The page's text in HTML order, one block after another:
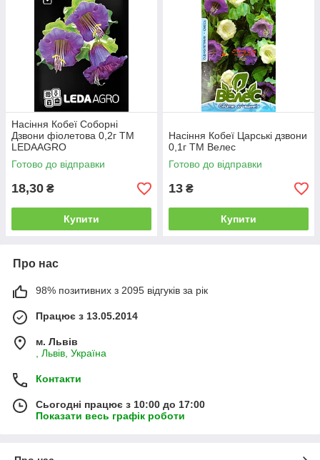
Насіння Кобеї Соборні
Дзвони фіолетова 0,2г ТМ
LEDAAGRO
Готово до відправки
18,30 ₴
Купити
Насіння Кобеї Царські дзвони
0,1г ТМ Велес
Готово до відправки
13 ₴
Купити
Про нас
98% позитивних з 2095 відгуків за рік
Працює з 13.05.2014
м. Львів
, Львів, Україна
Контакти
Сьогодні працює з 10:00 до 17:00
Показати весь графік роботи